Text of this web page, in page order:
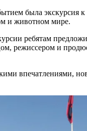
была экскурсия
и животном мире.
ребятам
режиссером и
впечатлениями,